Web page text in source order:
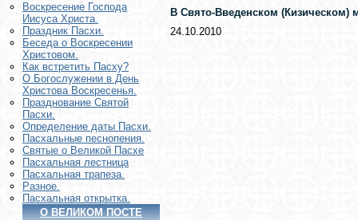
Воскреcение Господа
Иисуса Христа.
Праздник Пасхи.
Беседа о Воскресении
Христовом.
Как встретить Пасху?
О Богослужении в День
Христова Воскресенья.
Празднование Святой
Пасхи.
Определение даты Пасхи.
Пасхальные песнопения.
Святые о Великой Пасхе
Пасхальная лестница
Пасхальная трапеза.
Разное.
Пасхальная открытка.
О ВЕЛИКОМ ПОСТЕ
В Свято-Введенском (Кизическом)
24.10.2010